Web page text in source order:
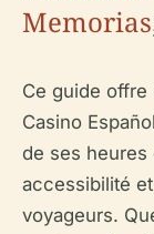
Memorias
Ce guide
Casino
de ses
accessibilité
voyageurs.